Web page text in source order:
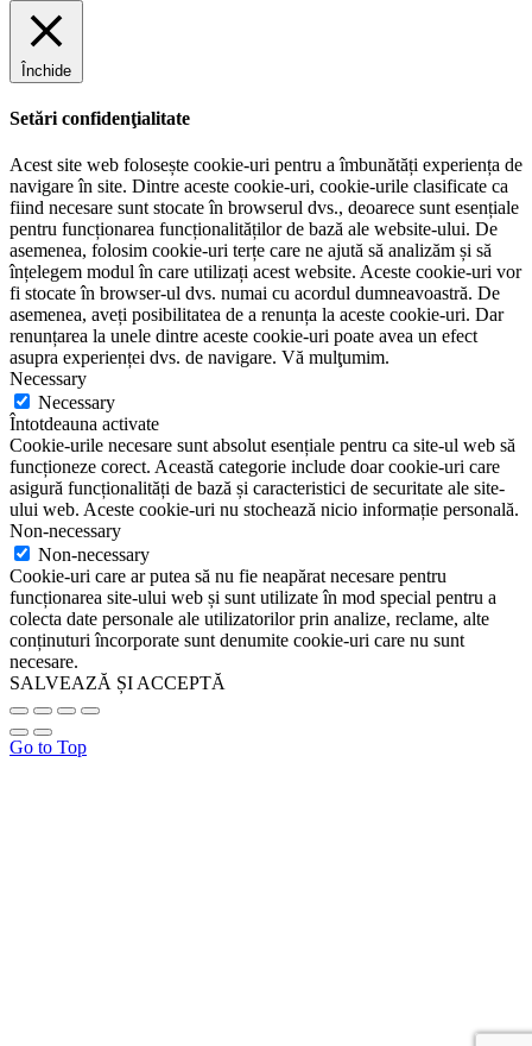
Închide
Setări confidenţialitate
Acest site web folosește cookie-uri pentru a îmbunătăți experiența de
navigare în site. Dintre aceste cookie-uri, cookie-urile clasificate ca
fiind necesare sunt stocate în browserul dvs., deoarece sunt esențiale
pentru funcționarea funcționalităților de bază ale website-ului. De
asemenea, folosim cookie-uri terțe care ne ajută să analizăm și să
înțelegem modul în care utilizați acest website. Aceste cookie-uri vor
fi stocate în browser-ul dvs. numai cu acordul dumneavoastră. De
asemenea, aveți posibilitatea de a renunța la aceste cookie-uri. Dar
renunțarea la unele dintre aceste cookie-uri poate avea un efect
asupra experienței dvs. de navigare. Vă mulţumim.
Necessary
Necessary
Întotdeauna activate
Cookie-urile necesare sunt absolut esențiale pentru ca site-ul web să
funcționeze corect. Această categorie include doar cookie-uri care
asigură funcționalități de bază și caracteristici de securitate ale site-
ului web. Aceste cookie-uri nu stochează nicio informație personală.
Non-necessary
Non-necessary
Cookie-uri care ar putea să nu fie neapărat necesare pentru
funcționarea site-ului web și sunt utilizate în mod special pentru a
colecta date personale ale utilizatorilor prin analize, reclame, alte
conținuturi încorporate sunt denumite cookie-uri care nu sunt
necesare.
SALVEAZĂ ȘI ACCEPTĂ
Go to Top